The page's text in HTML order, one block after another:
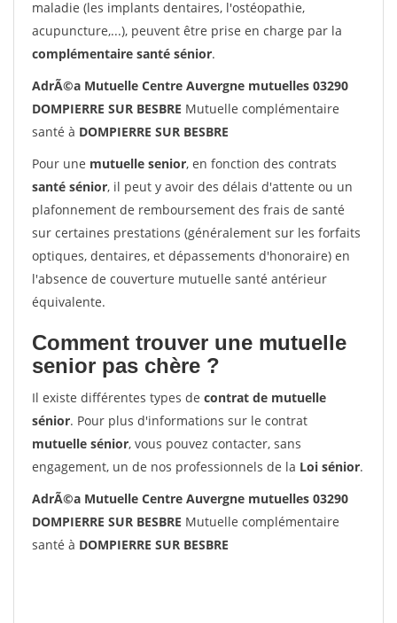
maladie (les implants dentaires, l'ostéopathie,
acupuncture,...), peuvent être prise en charge par la
complémentaire santé sénior.
AdrÃ©a Mutuelle Centre Auvergne mutuelles 03290
DOMPIERRE SUR BESBRE Mutuelle complémentaire
santé à DOMPIERRE SUR BESBRE
Pour une mutuelle senior, en fonction des contrats
santé sénior, il peut y avoir des délais d'attente ou un
plafonnement de remboursement des frais de santé
sur certaines prestations (généralement sur les forfaits
optiques, dentaires, et dépassements d'honoraire) en
l'absence de couverture mutuelle santé antérieur
équivalente.
Comment trouver une mutuelle
senior pas chère ?
Il existe différentes types de contrat de mutuelle
sénior. Pour plus d'informations sur le contrat
mutuelle sénior, vous pouvez contacter, sans
engagement, un de nos professionnels de la Loi sénior.
AdrÃ©a Mutuelle Centre Auvergne mutuelles 03290
DOMPIERRE SUR BESBRE Mutuelle complémentaire
santé à DOMPIERRE SUR BESBRE